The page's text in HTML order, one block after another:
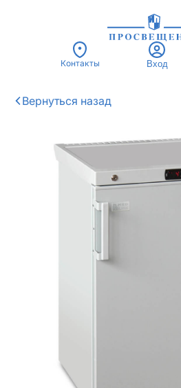
Контакты Вход